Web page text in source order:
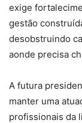
exige
gestão
desobstruindo
aonde precisa
A futura
manter uma
profissionais da